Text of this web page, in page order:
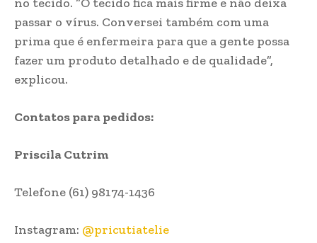
passar o vírus. Conversei também com uma
prima que é enfermeira para que a gente possa
fazer um produto detalhado e de qualidade”,
explicou.
Contatos para pedidos:
Priscila Cutrim
Telefone (61) 98174-1436
Instagram: @pricutiatelie